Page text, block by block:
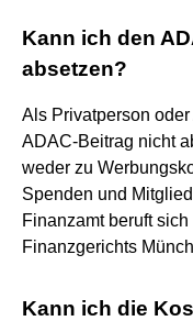
Kann ich den
absetzen?
Als Privatperson
ADAC-Beitrag nicht
weder zu
Spenden und
Finanzamt beruft
Finanzgerichts
Kann ich die